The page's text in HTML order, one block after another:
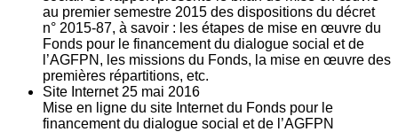
au premier semestre 2015 des dispositions du décret
n° 2015-87, à savoir : les étapes de mise en œuvre du
Fonds pour le financement du dialogue social et de
l’AGFPN, les missions du Fonds, la mise en œuvre des
premières répartitions, etc.
Site Internet 25 mai 2016
Mise en ligne du site Internet du Fonds pour le
financement du dialogue social et de l’AGFPN